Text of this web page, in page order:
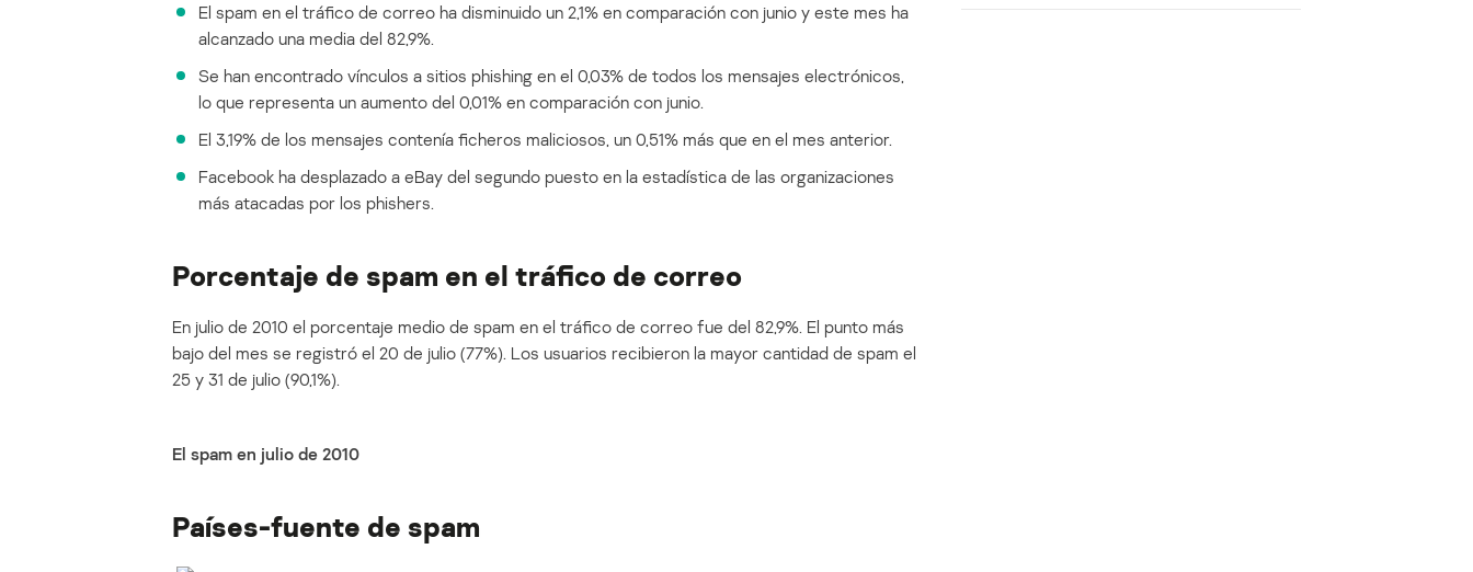
El spam en el tráfico de correo ha disminuido un 2,1% en comparación con junio y este mes ha
alcanzado una media del 82,9%.
Se han encontrado vínculos a sitios phishing en el 0,03% de todos los mensajes electrónicos,
lo que representa un aumento del 0,01% en comparación con junio.
El 3,19% de los mensajes contenía ficheros maliciosos, un 0,51% más que en el mes anterior.
Facebook ha desplazado a eBay del segundo puesto en la estadística de las organizaciones
más atacadas por los phishers.
Porcentaje de spam en el tráfico de correo
En julio de 2010 el porcentaje medio de spam en el tráfico de correo fue del 82,9%. El punto más
bajo del mes se registró el 20 de julio (77%). Los usuarios recibieron la mayor cantidad de spam el
25 y 31 de julio (90,1%).
El spam en julio de 2010
Países-fuente de spam